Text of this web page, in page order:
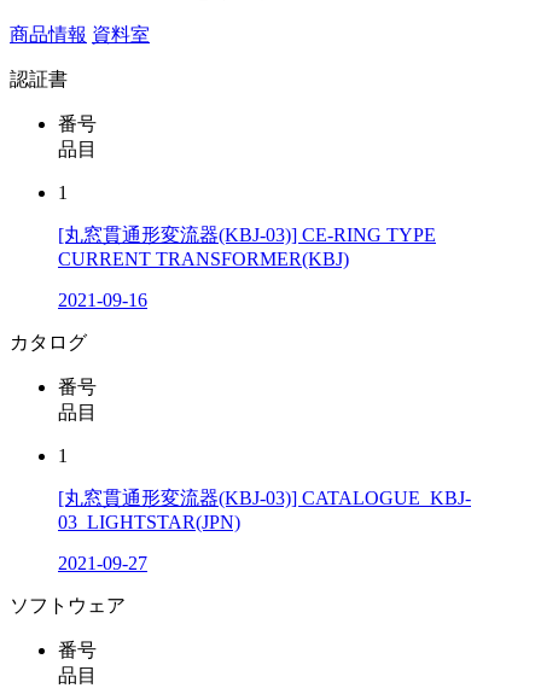
商品情報 資料室
認証書
番号
品目
1
[丸窓貫通形変流器(KBJ-03)] CE-RING TYPE
CURRENT TRANSFORMER(KBJ)
2021-09-16
カタログ
番号
品目
1
[丸窓貫通形変流器(KBJ-03)] CATALOGUE_KBJ-
03_LIGHTSTAR(JPN)
2021-09-27
ソフトウェア
番号
品目